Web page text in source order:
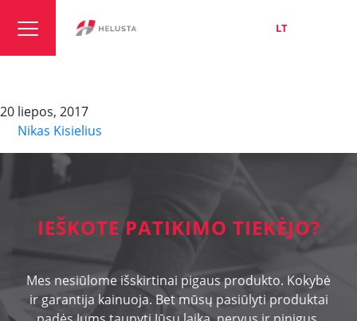
LT
20 liepos, 2017
Nikas Kisielius
IEŠKOTE PATIKIMO TIEKĖJO?
Mes nesiūlome išskirtinai pigaus produkto. Kokybė
ir garantija kainuoja. Bet mūsų pasiūlyti produktai